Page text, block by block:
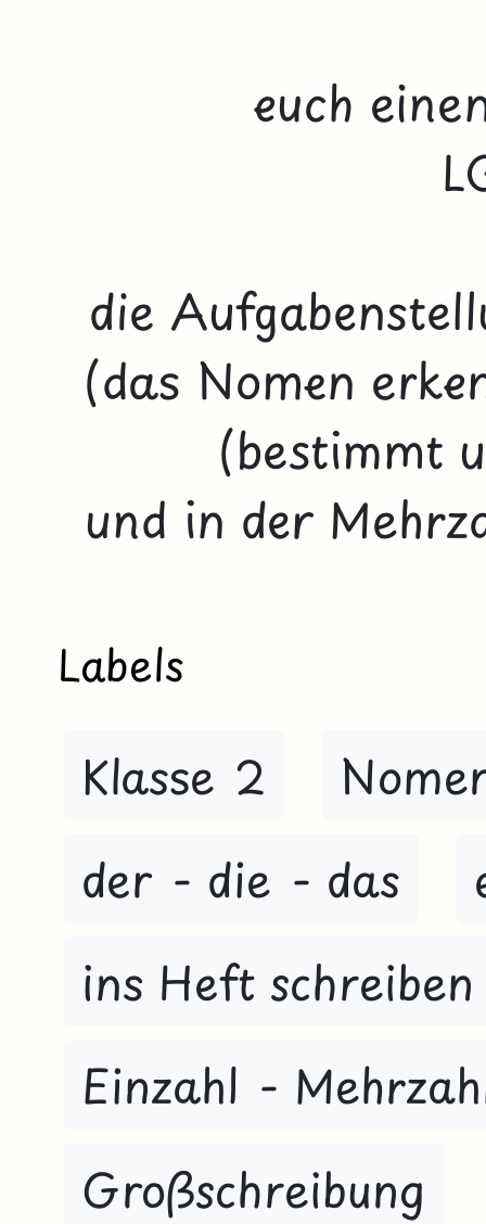
euch
die
(das Nomen
(bestimmt
und in der
Labels
Klasse 2
der - die - das
ins Heft schreiben
Einzahl -
Großschreibung